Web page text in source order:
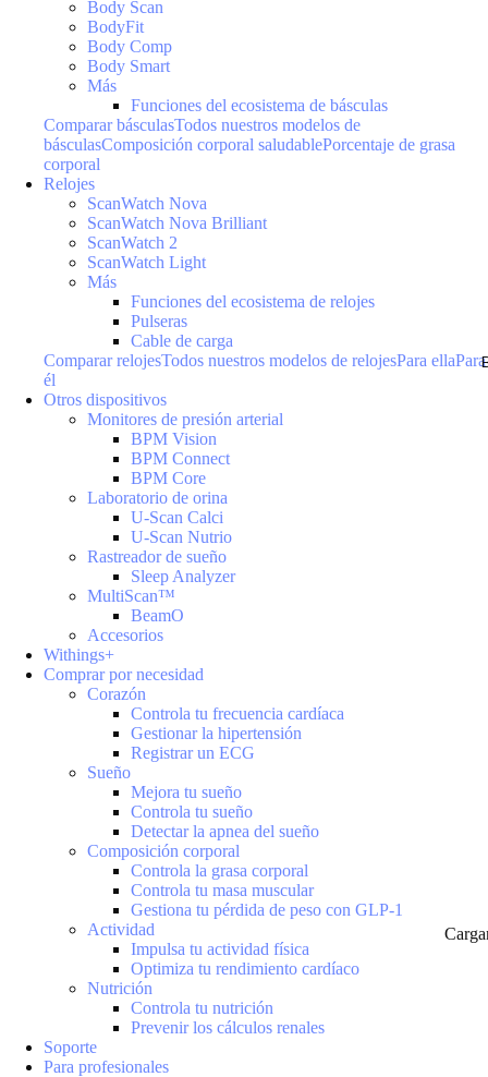
Body Scan
BodyFit
Body Comp
Body Smart
Más
Funciones del ecosistema de básculas
Comparar básculasTodos nuestros modelos de
básculasComposición corporal saludablePorcentaje de grasa
corporal
Relojes
ScanWatch Nova
ScanWatch Nova Brilliant
ScanWatch 2
ScanWatch Light
Más
Funciones del ecosistema de relojes
Pulseras
Cable de carga
Comparar relojesTodos nuestros modelos de relojesPara ellaPara
él
Otros dispositivos
Monitores de presión arterial
BPM Vision
BPM Connect
BPM Core
Laboratorio de orina
U-Scan Calci
U-Scan Nutrio
Rastreador de sueño
Sleep Analyzer
MultiScan™
BeamO
Accesorios
Withings+
Comprar por necesidad
Corazón
Controla tu frecuencia cardíaca
Gestionar la hipertensión
Registrar un ECG
Sueño
Mejora tu sueño
Controla tu sueño
Detectar la apnea del sueño
Composición corporal
Controla la grasa corporal
Controla tu masa muscular
Gestiona tu pérdida de peso con GLP-1
Actividad
Impulsa tu actividad física
Optimiza tu rendimiento cardíaco
Nutrición
Controla tu nutrición
Prevenir los cálculos renales
Soporte
Para profesionales